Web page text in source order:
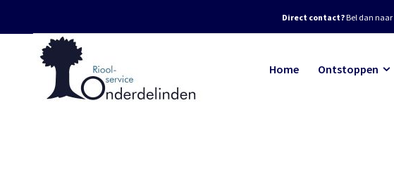
Direct contact?Bel dan naar
Home Ontstoppen